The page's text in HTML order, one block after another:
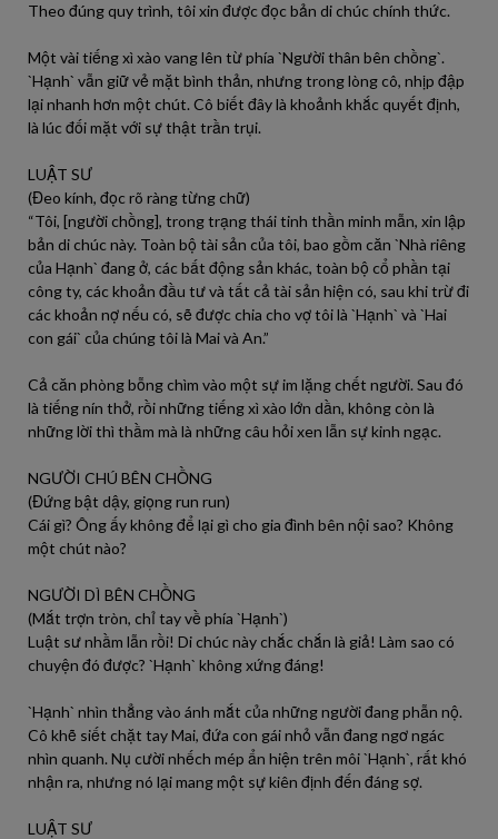
Theo đúng quy trình, tôi xin được đọc bản di chúc chính thức.
Một vài tiếng xì xào vang lên từ phía `Người thân bên chồng`.
`Hạnh` vẫn giữ vẻ mặt bình thản, nhưng trong lòng cô, nhịp đập
lại nhanh hơn một chút. Cô biết đây là khoảnh khắc quyết định,
là lúc đối mặt với sự thật trần trụi.
LUẬT SƯ
(Đeo kính, đọc rõ ràng từng chữ)
“Tôi, [người chồng], trong trạng thái tinh thần minh mẫn, xin lập
bản di chúc này. Toàn bộ tài sản của tôi, bao gồm căn `Nhà riêng
của Hạnh` đang ở, các bất động sản khác, toàn bộ cổ phần tại
công ty, các khoản đầu tư và tất cả tài sản hiện có, sau khi trừ đi
các khoản nợ nếu có, sẽ được chia cho vợ tôi là `Hạnh` và `Hai
con gái` của chúng tôi là Mai và An.”
Cả căn phòng bỗng chìm vào một sự im lặng chết người. Sau đó
là tiếng nín thở, rồi những tiếng xì xào lớn dần, không còn là
những lời thì thầm mà là những câu hỏi xen lẫn sự kinh ngạc.
NGƯỜI CHÚ BÊN CHỒNG
(Đứng bật dậy, giọng run run)
Cái gì? Ông ấy không để lại gì cho gia đình bên nội sao? Không
một chút nào?
NGƯỜI DÌ BÊN CHỒNG
(Mắt trợn tròn, chỉ tay về phía `Hạnh`)
Luật sư nhầm lẫn rồi! Di chúc này chắc chắn là giả! Làm sao có
chuyện đó được? `Hạnh` không xứng đáng!
`Hạnh` nhìn thẳng vào ánh mắt của những người đang phẫn nộ.
Cô khẽ siết chặt tay Mai, đứa con gái nhỏ vẫn đang ngơ ngác
nhìn quanh. Nụ cười nhếch mép ẩn hiện trên môi `Hạnh`, rất khó
nhận ra, nhưng nó lại mang một sự kiên định đến đáng sợ.
LUẬT SƯ